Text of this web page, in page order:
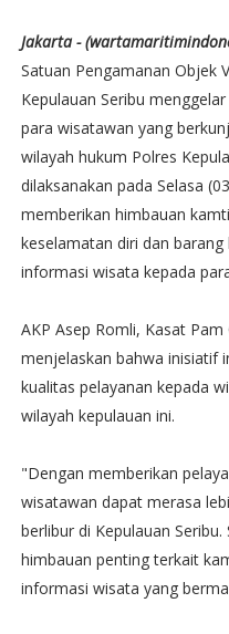
Jakarta -
Satuan Pengamanan Objek
Kepulauan Seribu
para wisatawan yang
wilayah hukum Polres
dilaksanakan pada Selasa
memberikan himbauan
keselamatan diri dan
informasi wisata kepada
AKP Asep Romli, Kasat
menjelaskan bahwa inisiatif
kualitas pelayanan kepada
wilayah kepulauan ini.
"Dengan memberikan
wisatawan dapat merasa
berlibur di Kepulauan
himbauan penting terkait
informasi wisata yang